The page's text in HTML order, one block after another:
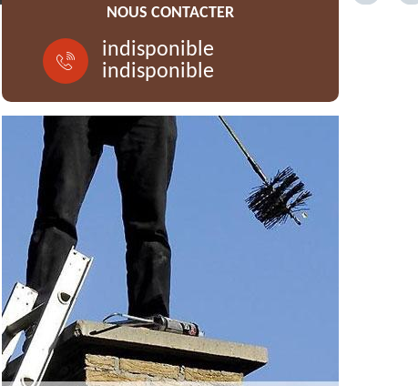
NOUS CONTACTER
indisponible
indisponible